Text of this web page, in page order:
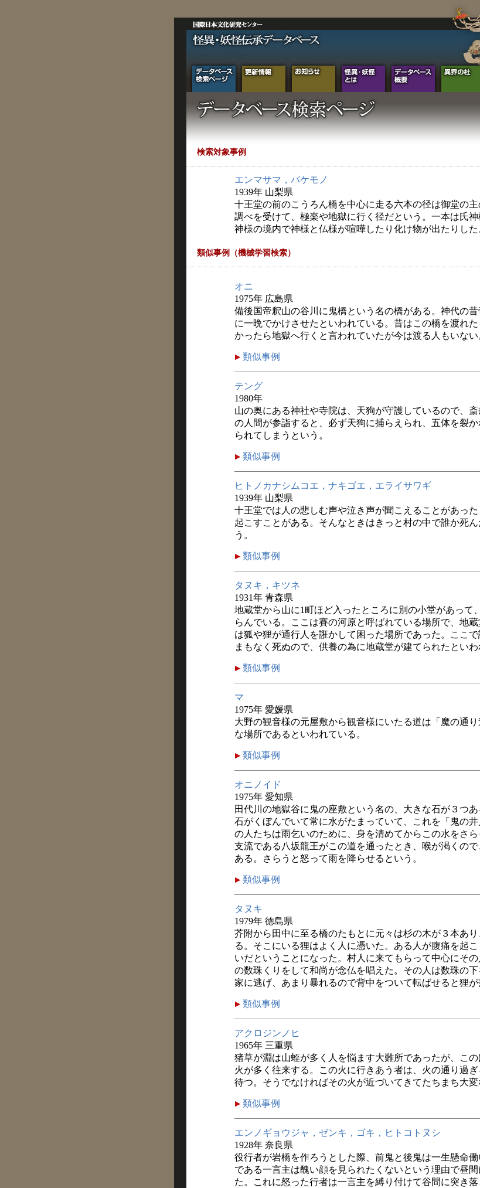
検索対象事例
エンマサマ，バケモノ
1939年 山梨県
十王堂の前のこうろん橋を中心に走る六本の径は御堂の主
調べを受けて、極楽や地獄に行く径だという。一本は氏
神様の境内で神様と仏様が喧嘩したり化け物が出たりした
類似事例（機械学習検索）
オニ
1975年 広島県
備後国帝釈山の谷川に鬼橋という名の橋がある。神代の
に一晩でかけさせたといわれている。昔はこの橋を渡れ
かったら地獄へ行くと言われていたが今は渡る人もいない
類似事例
テング
1980年
山の奥にある神社や寺院は、天狗が守護しているので、
の人間が参詣すると、必ず天狗に捕らえられ、五体を裂
られてしまうという。
類似事例
ヒトノカナシムコエ，ナキゴエ，エライサワギ
1939年 山梨県
十王堂では人の悲しむ声や泣き声が聞こえることがあっ
起こすことがある。そんなときはきっと村の中で誰か死
う。
類似事例
タヌキ，キツネ
1931年 青森県
地蔵堂から山に1町ほど入ったところに別の小堂があって
らんでいる。ここは賽の河原と呼ばれている場所で、地
は狐や狸が通行人を誑かして困った場所であった。ここ
まもなく死ぬので、供養の為に地蔵堂が建てられたといわ
類似事例
マ
1975年 愛媛県
大野の観音様の元屋敷から観音様にいたる道は「魔の通
な場所であるといわれている。
類似事例
オニノイド
1975年 愛知県
田代川の地獄谷に鬼の座敷という名の、大きな石が３つ
石がくぼんでいて常に水がたまっていて、これを「鬼の
の人たちは雨乞いのために、身を清めてからこの水をさ
支流である八坂龍王がこの道を通ったとき、喉が渇くの
ある。さらうと怒って雨を降らせるという。
類似事例
タヌキ
1979年 徳島県
芥附から田中に至る橋のたもとに元々は杉の木が３本あ
る。そこにいる狸はよく人に憑いた。ある人が腹痛を起
いだということになった。村人に来てもらって中心にそ
の数珠くりをして和尚が念仏を唱えた。その人は数珠の
家に逃げ、あまり暴れるので背中をついて転ばせると狸が
類似事例
アクロジンノヒ
1965年 三重県
猪草が淵は山蛭が多く人を悩ます大難所であったが、こ
火が多く往来する。この火に行きあう者は、火の通り過
待つ。そうでなければその火が近づいてきてたちまち大変
類似事例
エンノギョウジャ，ゼンキ，ゴキ，ヒトコトヌシ
1928年 奈良県
役行者が岩橋を作ろうとした際、前鬼と後鬼は一生懸命
である一言主は醜い顔を見られたくないという理由で昼
た。これに怒った行者は一言主を縛り付けて谷間に突き